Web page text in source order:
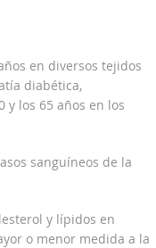
en diversos tejidos
diabética,
y los 65 años en los
sanguíneos de la
y lípidos en
o menor medida a la